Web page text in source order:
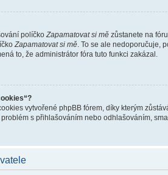
políčko Zapamatovat si mě zůstanete na
Zapamatovat si mě . To se ale nedoporučuje,
to, že administrátor fóra tuto funkci zakázal.
vytvořené phpBB fórem, díky kterým
s přihlašováním nebo odhlašováním,